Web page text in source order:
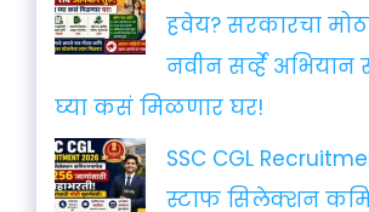
हवेय? सरकारचा
नवीन सर्व्हे
घ्या कसं मिळणार घर!
SSC CGL
स्टाफ सिलेक्शन